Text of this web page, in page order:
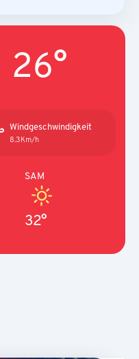
26°
Windgeschwindigkeit
8.3Km/h
SAM
32°